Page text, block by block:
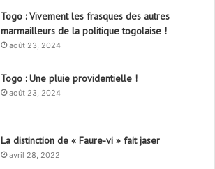
Togo : Vivement les frasques des autres
marmailleurs de la politique togolaise !
août 23, 2024
Togo : Une pluie providentielle !
août 23, 2024
La distinction de « Faure-vi » fait jaser
avril 28, 2022